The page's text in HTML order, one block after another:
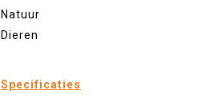
Natuur
Dieren
Specificaties